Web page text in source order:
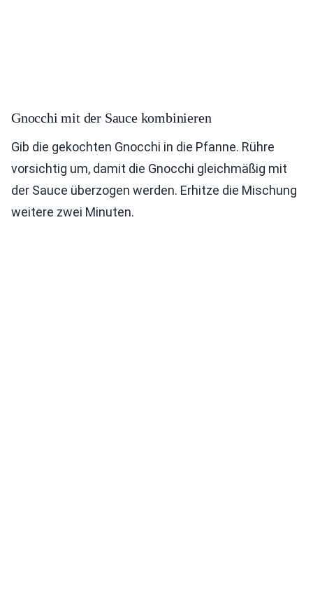
Gnocchi mit der Sauce kombinieren
Gib die gekochten Gnocchi in die Pfanne. Rühre
vorsichtig um, damit die Gnocchi gleichmäßig mit
der Sauce überzogen werden. Erhitze die Mischung
weitere zwei Minuten.